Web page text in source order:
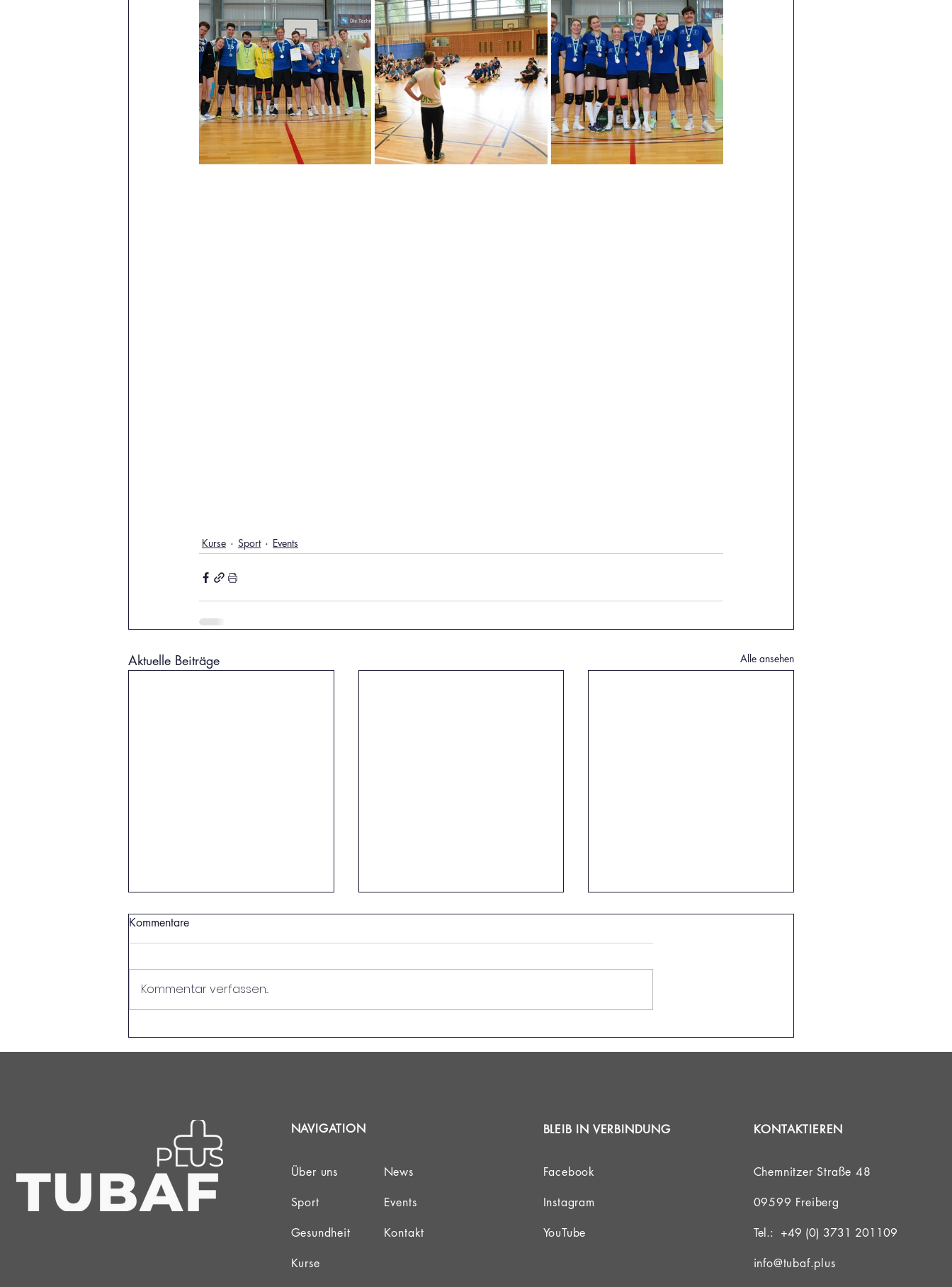
Kurse Sport Events
Aktuelle Beiträge Alle ansehen
TUBAF-Fußball-Sommerturnier
knapp - 1. Sächsischer
Unisportolympiade 2026
Kommentare
Kommentar verfassen...
NAVIGATION
Über uns
Sport
Gesundheit
Kurse
News
Events
Kontakt
BLEIB IN VERBINDUNG
Facebook
Instagram
YouTube
KONTAKTIEREN
Chemnitzer Straße 48
09599 Freiberg
Tel.: +49 (0) 3731 201109
info@tubaf.plus